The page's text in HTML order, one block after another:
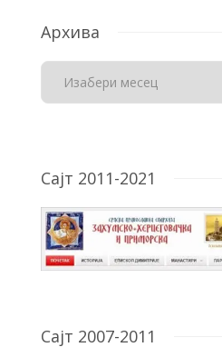
Архива
Сајт 2011-2021
Сајт 2007-2011